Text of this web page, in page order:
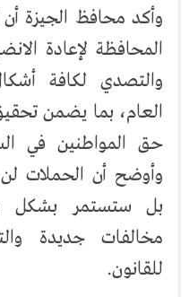
وأكد محافظ الجيزة
المحافظة لإعادة
والتصدي لكافة
العام، بما يضمن
حق المواطنين في
وأوضح أن الحملات
بل ستستمر بشكل
مخالفات جديدة
للقانون.